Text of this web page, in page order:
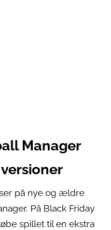
Manager
på nye og ældre
På Black Friday
spillet til en ekstra